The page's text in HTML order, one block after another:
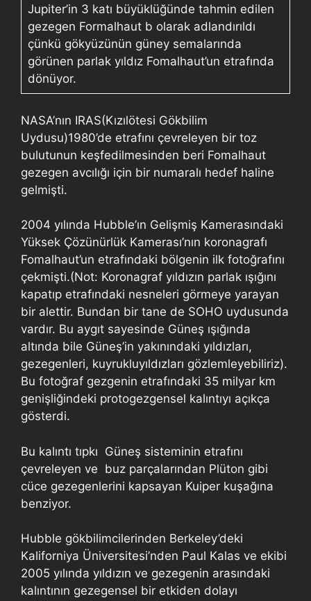
Jupiter’in 3 katı büyüklüğünde tahmin edilen
gezegen Formalhaut b olarak adlandırıldı
çünkü gökyüzünün güney semalarında
görünen parlak yıldız Fomalhaut’un etrafında
dönüyor.
NASA’nın IRAS(Kızılötesi Gökbilim
Uydusu)1980’de etrafını çevreleyen bir toz
bulutunun keşfedilmesinden beri Fomalhaut
gezegen avcılığı için bir numaralı hedef haline
gelmişti.
2004 yılında Hubble’ın Gelişmiş Kamerasındaki
Yüksek Çözünürlük Kamerası’nın koronagrafı
Fomalhaut’un etrafındaki bölgenin ilk fotoğrafını
çekmişti.(Not: Koronagraf yıldızın parlak ışığını
kapatıp etrafındaki nesneleri görmeye yarayan
bir alettir. Bundan bir tane de SOHO uydusunda
vardır. Bu aygıt sayesinde Güneş ışığında
altında bile Güneş’in yakınındaki yıldızları,
gezegenleri, kuyrukluyıldızları gözlemleyebiliriz).
Bu fotoğraf gezgenin etrafındaki 35 milyar km
genişliğindeki protogezgensel kalıntıyı açıkça
gösterdi.
Bu kalıntı tıpkı Güneş sisteminin etrafını
çevreleyen ve buz parçalarından Plüton gibi
cüce gezegenlerini kapsayan Kuiper kuşağına
benziyor.
Hubble gökbilimcilerinden Berkeley’deki
Kaliforniya Üniversitesi’nden Paul Kalas ve ekibi
2005 yılında yıldızın ve gezegenin arasındaki
kalıntının gezegensel bir etkiden dolayı